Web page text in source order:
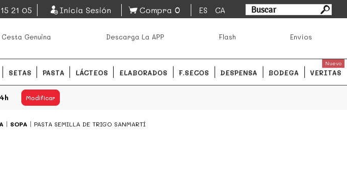
EsDeMercado.com
Barcelona y de productores locales.
21 05 Inicia Sesión Compra 0 ES CA
Cesta Genuina Descarga La APP Flash Envíos
SETAS PASTA LÁCTEOS ELABORADOS F.SECOS DESPENSA BODEGA VERITAS
Nuevo
Modificar
SOPA PASTA SEMILLA DE TRIGO SANMARTÍ